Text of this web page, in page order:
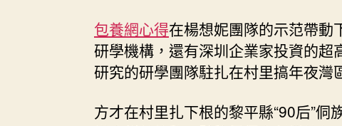
包養網心得在楊想妮團隊的示范帶動
研學機構，還有深圳企業家投資的超
研究的研學團隊駐扎在村里搞年夜灣
方才在村里扎下根的黎平縣“90后”侗